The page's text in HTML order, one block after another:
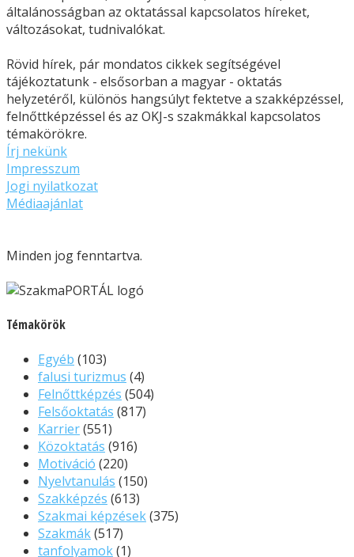
általánosságban az oktatással kapcsolatos híreket,
változásokat, tudnivalókat.
Rövid hírek, pár mondatos cikkek segítségével
tájékoztatunk - elsősorban a magyar - oktatás
helyzetéről, különös hangsúlyt fektetve a szakképzéssel,
felnőttképzéssel és az OKJ-s szakmákkal kapcsolatos
témakörökre.
Írj nekünk
Impresszum
Jogi nyilatkozat
Médiaajánlat
Minden jog fenntartva.
Témakörök
Egyéb (103)
falusi turizmus (4)
Felnőttképzés (504)
Felsőoktatás (817)
Karrier(551)
Közoktatás (916)
Motiváció (220)
Nyelvtanulás (150)
Szakképzés (613)
Szakmai képzések(375)
Szakmák(517)
tanfolyamok(1)